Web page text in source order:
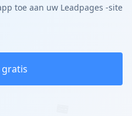
toe aan uw Leadpages -site
gratis